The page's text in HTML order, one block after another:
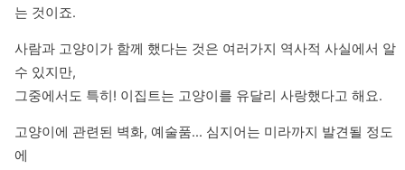
는 것이죠.
사람과 고양이가 함께 했다는 것은 여러가지 역사적 사실에서 알
수 있지만,
그중에서도 특히! 이집트는 고양이를 유달리 사랑했다고 해요.
고양이에 관련된 벽화, 예술품... 심지어는 미라까지 발견될 정도
에